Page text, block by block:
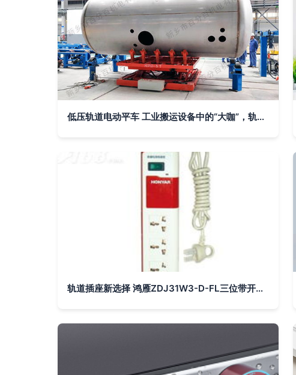
低压轨道电动平车 工业搬运设备中的“大咖”，轨道插座是其稳定基石
轨道插座新选择 鸿雁ZDJ31W3-D-FL三位带开关高级防雷转换器评测